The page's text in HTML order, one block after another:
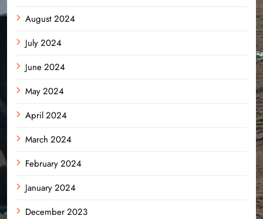
August 2024
July 2024
June 2024
May 2024
April 2024
March 2024
February 2024
January 2024
December 2023